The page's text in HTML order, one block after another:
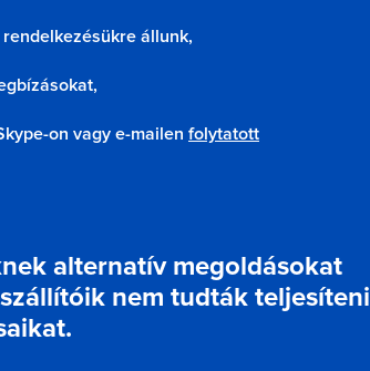
rendelkezésükre állunk,
on vagy e-mailen folytatott
alternatív megoldásokat
nem tudták teljesíteni